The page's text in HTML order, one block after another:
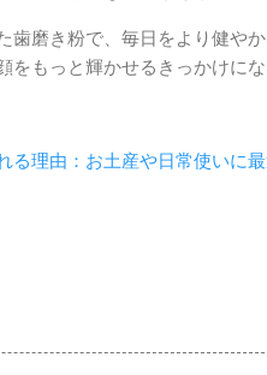
歯磨き粉で、毎日をより健や
をもっと輝かせるきっかけにな
る理由：お土産や日常使いに